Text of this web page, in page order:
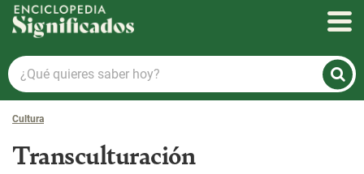
Enciclopedia Significados
¿Qué
quieres
saber
hoy?
Cultura
Transculturación